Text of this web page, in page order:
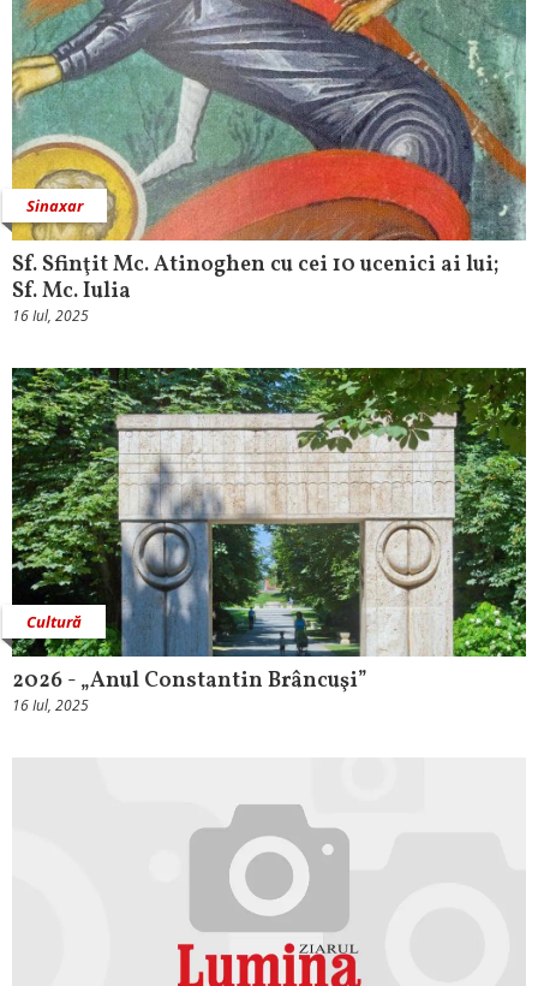
Sinaxar
Sf. Sfinţit Mc. Atinoghen cu cei 10 ucenici ai lui;
Sf. Mc. Iulia
16 Iul, 2025
Cultură
2026 - „Anul Constantin Brâncuşi”
16 Iul, 2025